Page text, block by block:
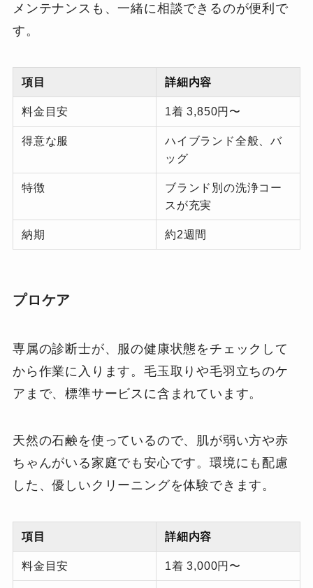
メンテナンスも、一緒に相談できるのが便利で
す。
項目 詳細内容
料金目安 1着 3,850円〜
得意な服
ハイブランド全般、バ
ッグ
特徴
ブランド別の洗浄コー
スが充実
納期 約2週間
プロケア
専属の診断士が、服の健康状態をチェックして
から作業に入ります。毛玉取りや毛羽立ちのケ
アまで、標準サービスに含まれています。
天然の石鹸を使っているので、肌が弱い方や赤
ちゃんがいる家庭でも安心です。環境にも配慮
した、優しいクリーニングを体験できます。
項目 詳細内容
料金目安 1着 3,000円〜